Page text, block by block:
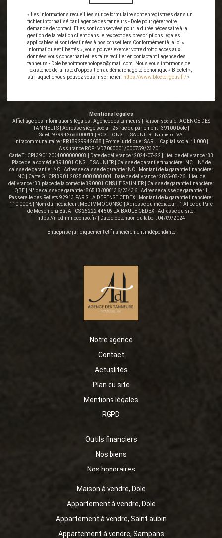
« Les informations recueillies sur ce formulaire sont enregistrées dans un
fichier informatisé par L'agence des tanneurs - Dole pour gérer votre
demande de contact. Elles sont conservées pour la durée nécessaire à la
gestion de la relation client dans le respect des prescriptions légales
applicables et sont destinées à nos conseillers Conformément à la loi «
informatique et libertés », vous pouvez exercer votre droit d'accès aux
données vous concernant et les faire rectifier en contactant L'agence des
tanneurs - Dole benoitmorenolopez@gmail.com. Nous vous informons de
l'existence de la liste d'opposition au démarchage téléphonique « Bloctel »,
sur laquelle vous pouvez vous inscrire ici : https://www.bloctel.gouv.fr/»
Mentions légales
Affichage des informations légales : Agence des tanneurs | Raison sociale : AGENCE DES
TANNEURS | Adresse siège social : 25 rue du parlement - 39100 Dole |
Siret : 92994268800011 | RCS : LONS LE SAUNIER | Numero TVA
Intracommunautaire : FR18929942688 | Forme juridique : SARL | Capital social : 1 000 |
Assurance RCP : VD7000001/000759/23201 |
Carte T : CPI 39012024000000003 | Date de délivrance : 2024-07-22 | Lieu de délivrance : 33
Place de la comédie 39100 LONS LE SAUNIER | Caisse de garantie financière : NC. | N° de
caisse de garantie : NC | Adresse caisse de garantie : NC | Montant de la garantie financière :
NC | Carte G : CPI 3901 2025 000 000 004 | Date de délivrance : 2025-08-26 | Lieu de
délivrance : 33 place de la comédie 39000 LONS LE SAUNIER | Caisse de garantie financière :
QBE | N° de caisse de garantie : 86513/000136/23436 | Adresse caisse de garantie : 1
Passerelle des Reflets 92913 PARIS LA DEFENSE CEDEX | Montant de la garantie financière :
110 000 € | Nom du médiateur : MEDIMMOCONSO | Adresse du médiateur : 1 Allée du Parc
de Mesemena Bât A - CS 25222 44505 LA BAULE CEDEX | Adresse du site :
https://medimmoconso.fr/| Date d'obtention du label : 04/09/2024
Entreprise juridiquement et financièrement indépendante
Notre agence
Contact
Actualités
Plan du site
Mentions légales
RGPD
Outils financiers
Nos biens
Nos honoraires
Maison à vendre, Dole
Appartement à vendre, Dole
Appartement à vendre, Saint aubin
Appartement à vendre, Sampans